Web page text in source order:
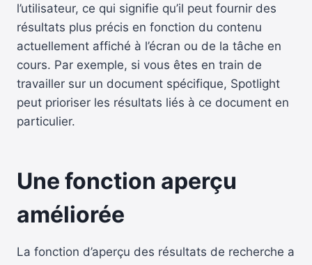
l’utilisateur, ce qui signifie qu’il peut fournir des
résultats plus précis en fonction du contenu
actuellement affiché à l’écran ou de la tâche en
cours. Par exemple, si vous êtes en train de
travailler sur un document spécifique, Spotlight
peut prioriser les résultats liés à ce document en
particulier.
Une fonction aperçu
améliorée
La fonction d’aperçu des résultats de recherche a